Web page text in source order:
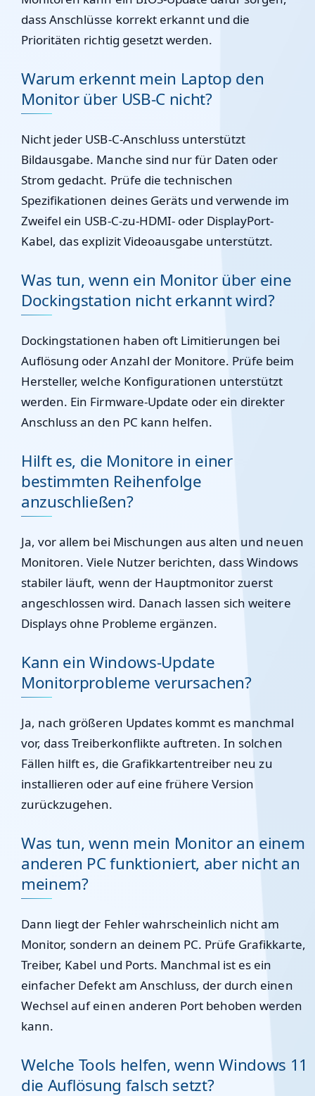
dass Anschlüsse korrekt erkannt und die
Prioritäten richtig gesetzt werden.
Warum erkennt mein Laptop den
Monitor über USB-C nicht?
Nicht jeder USB-C-Anschluss unterstützt
Bildausgabe. Manche sind nur für Daten oder
Strom gedacht. Prüfe die technischen
Spezifikationen deines Geräts und verwende im
Zweifel ein USB-C-zu-HDMI- oder DisplayPort-
Kabel, das explizit Videoausgabe unterstützt.
Was tun, wenn ein Monitor über eine
Dockingstation nicht erkannt wird?
Dockingstationen haben oft Limitierungen bei
Auflösung oder Anzahl der Monitore. Prüfe beim
Hersteller, welche Konfigurationen unterstützt
werden. Ein Firmware-Update oder ein direkter
Anschluss an den PC kann helfen.
Hilft es, die Monitore in einer
bestimmten Reihenfolge
anzuschließen?
Ja, vor allem bei Mischungen aus alten und neuen
Monitoren. Viele Nutzer berichten, dass Windows
stabiler läuft, wenn der Hauptmonitor zuerst
angeschlossen wird. Danach lassen sich weitere
Displays ohne Probleme ergänzen.
Kann ein Windows-Update
Monitorprobleme verursachen?
Ja, nach größeren Updates kommt es manchmal
vor, dass Treiberkonflikte auftreten. In solchen
Fällen hilft es, die Grafikkartentreiber neu zu
installieren oder auf eine frühere Version
zurückzugehen.
Was tun, wenn mein Monitor an einem
anderen PC funktioniert, aber nicht an
meinem?
Dann liegt der Fehler wahrscheinlich nicht am
Monitor, sondern an deinem PC. Prüfe Grafikkarte,
Treiber, Kabel und Ports. Manchmal ist es ein
einfacher Defekt am Anschluss, der durch einen
Wechsel auf einen anderen Port behoben werden
kann.
Welche Tools helfen, wenn Windows 11
die Auflösung falsch setzt?